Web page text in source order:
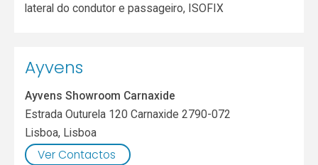
lateral do condutor e passageiro, ISOFIX
Ayvens
Ayvens Showroom Carnaxide
Estrada Outurela 120 Carnaxide 2790-072
Lisboa, Lisboa
Ver Contactos